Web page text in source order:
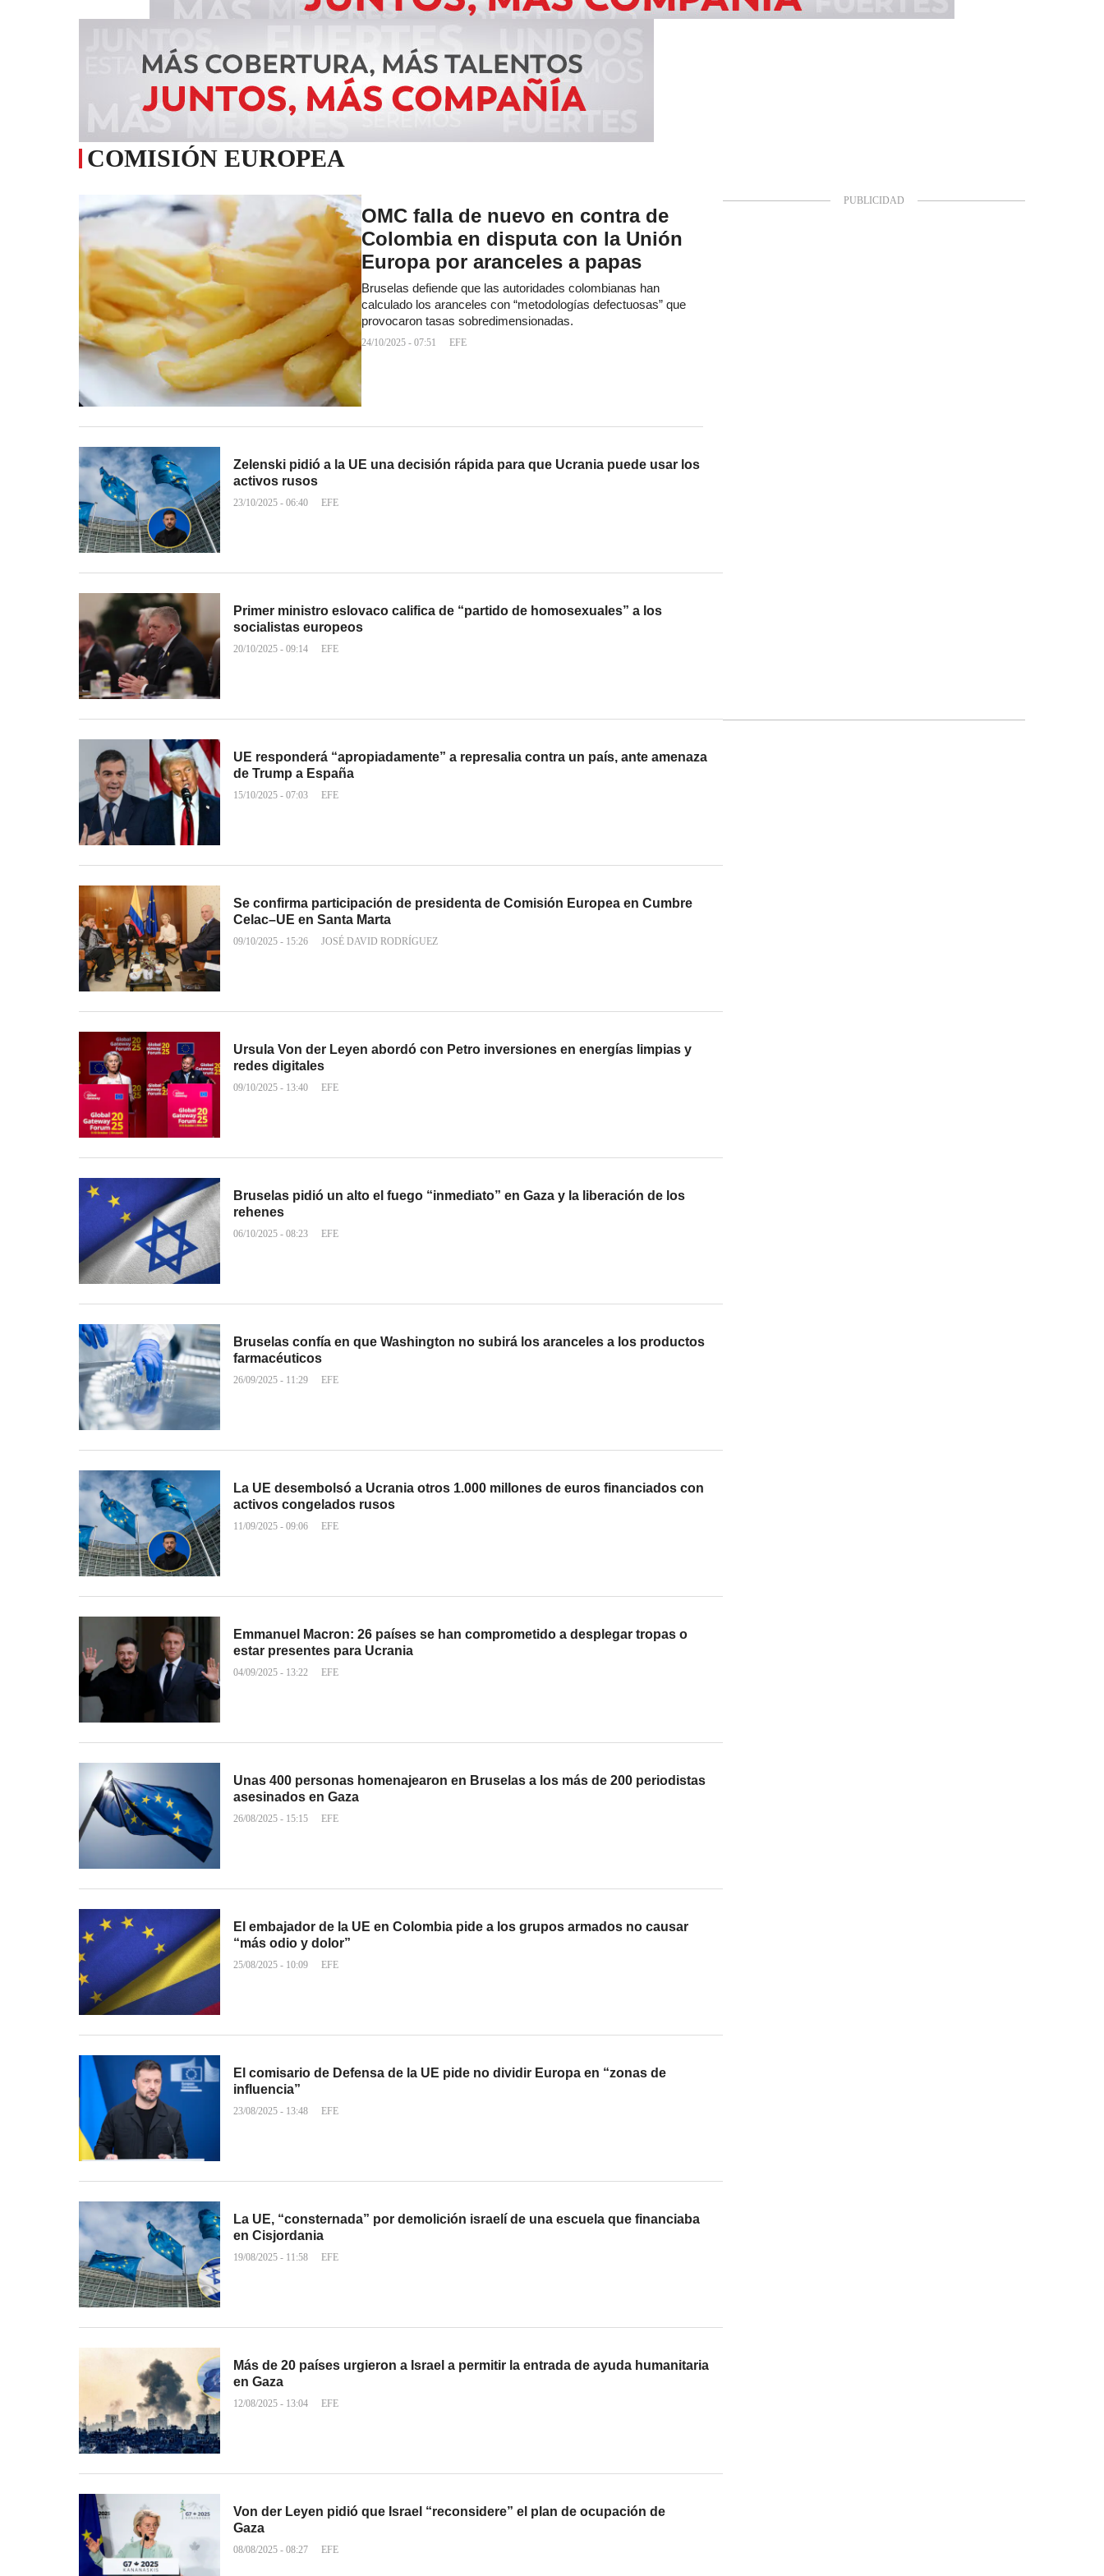
COMISIÓN EUROPEA
OMC falla de nuevo en contra de
Colombia en disputa con la Unión
Europa por aranceles a papas
Bruselas defiende que las autoridades colombianas han
calculado los aranceles con “metodologías defectuosas” que
provocaron tasas sobredimensionadas.
24/10/2025 - 07:51 EFE
Zelenski pidió a la UE una decisión rápida para que Ucrania puede usar los
activos rusos
23/10/2025 - 06:40 EFE
Primer ministro eslovaco califica de “partido de homosexuales” a los
socialistas europeos
20/10/2025 - 09:14 EFE
UE responderá “apropiadamente” a represalia contra un país, ante amenaza
de Trump a España
15/10/2025 - 07:03 EFE
Se confirma participación de presidenta de Comisión Europea en Cumbre
Celac–UE en Santa Marta
09/10/2025 - 15:26 JOSÉ DAVID RODRÍGUEZ
Ursula Von der Leyen abordó con Petro inversiones en energías limpias y
redes digitales
09/10/2025 - 13:40 EFE
Bruselas pidió un alto el fuego “inmediato” en Gaza y la liberación de los
rehenes
06/10/2025 - 08:23 EFE
Bruselas confía en que Washington no subirá los aranceles a los productos
farmacéuticos
26/09/2025 - 11:29 EFE
La UE desembolsó a Ucrania otros 1.000 millones de euros financiados con
activos congelados rusos
11/09/2025 - 09:06 EFE
Emmanuel Macron: 26 países se han comprometido a desplegar tropas o
estar presentes para Ucrania
04/09/2025 - 13:22 EFE
Unas 400 personas homenajearon en Bruselas a los más de 200 periodistas
asesinados en Gaza
26/08/2025 - 15:15 EFE
El embajador de la UE en Colombia pide a los grupos armados no causar
“más odio y dolor”
25/08/2025 - 10:09 EFE
El comisario de Defensa de la UE pide no dividir Europa en “zonas de
influencia”
23/08/2025 - 13:48 EFE
La UE, “consternada” por demolición israelí de una escuela que financiaba
en Cisjordania
19/08/2025 - 11:58 EFE
Más de 20 países urgieron a Israel a permitir la entrada de ayuda humanitaria
en Gaza
12/08/2025 - 13:04 EFE
Von der Leyen pidió que Israel “reconsidere” el plan de ocupación de
Gaza
08/08/2025 - 08:27 EFE